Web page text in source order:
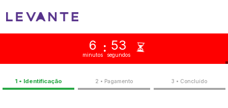
6
minutos
: 53
segundos
1 • Identificação 2 • Pagamento 3 •